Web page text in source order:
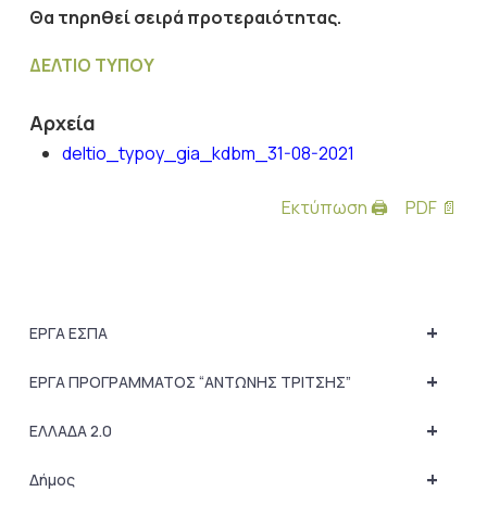
Θα τηρηθεί σειρά προτεραιότητας.
ΔΕΛΤΙΟ ΤΥΠΟΥ
Αρχεία
deltio_typoy_gia_kdbm_31-08-2021
Εκτύπωση 🖨 PDF 📄
+
ΕΡΓΑ ΕΣΠΑ
+
ΕΡΓΑ ΠΡΟΓΡΑΜΜΑΤΟΣ “ΑΝΤΩΝΗΣ ΤΡΙΤΣΗΣ”
+
ΕΛΛΑΔΑ 2.0
+
Δήμος